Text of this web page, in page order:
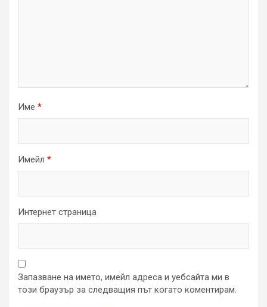
Име *
Имейл *
Интернет страница
Запазване на името, имейл адреса и уебсайта ми в
този браузър за следващия път когато коментирам.